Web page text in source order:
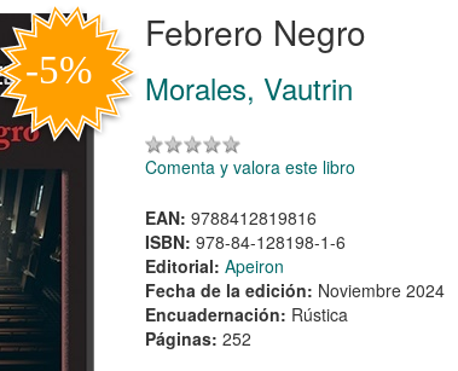
Febrero Negro
Morales, Vautrin
Comenta y valora este libro
EAN: 9788412819816
ISBN: 978-84-128198-1-6
Editorial: Apeiron
Fecha de la edición: Noviembre 2024
Encuadernación: Rústica
Páginas: 252